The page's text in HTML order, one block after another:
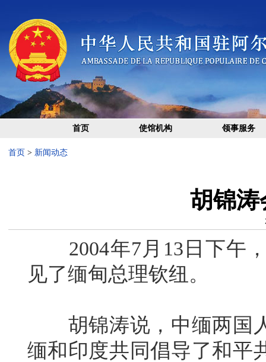
首页 使馆机构 领事服务
首页 > 新闻动态
胡锦涛
2004年7月13日下午，
见了缅甸总理钦纽。
胡锦涛说，中缅两国人
缅和印度共同倡导了和平